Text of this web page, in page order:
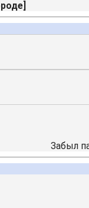
]
Забыл